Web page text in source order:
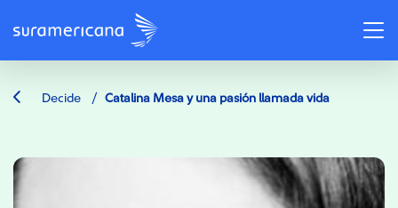
Decide / Catalina Mesa y una pasión llamada vida